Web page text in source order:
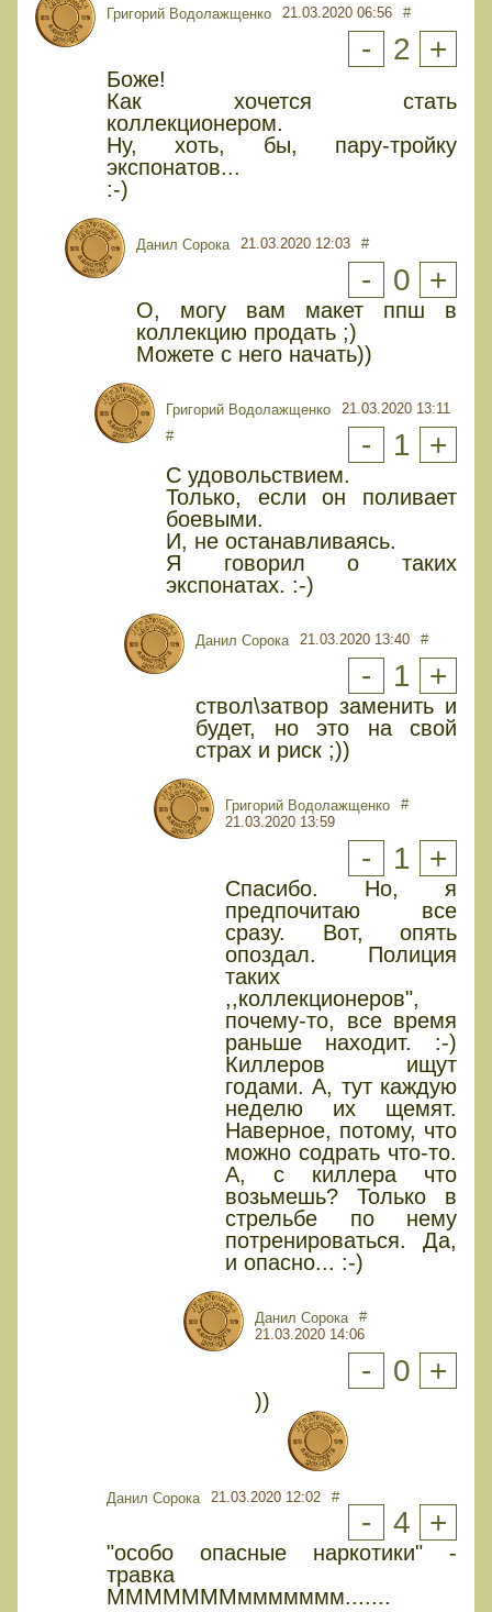
Григорий Водолажщенко 21.03.2020 06:56 #
- 2 +
Боже!
Как хочется стать
коллекционером.
Ну, хоть, бы, пару-тройку
экспонатов...
:-)
Данил Сорока 21.03.2020 12:03 #
- 0 +
О, могу вам макет ппш в
коллекцию продать ;)
Можете с него начать))
Григорий Водолажщенко
21.03.2020 13:11
#
- 1 +
С удовольствием.
Только, если он поливает
боевыми.
И, не останавливаясь.
Я говорил о таких
экспонатах. :-)
Данил Сорока 21.03.2020 13:40 #
- 1 +
ствол\затвор заменить и
будет, но это на свой
страх и риск ;))
Григорий Водолажщенко
21.03.2020 13:59
#
- 1 +
Спасибо. Но, я
предпочитаю все
сразу. Вот, опять
опоздал. Полиция
таких
,,коллекционеров",
почему-то, все время
раньше находит. :-)
Киллеров ищут
годами. А, тут каждую
неделю их щемят.
Наверное, потому, что
можно содрать что-то.
А, с киллера что
возьмешь? Только в
стрельбе по нему
потренироваться. Да,
и опасно... :-)
Данил Сорока
21.03.2020 14:06
#
- 0 +
))
Данил Сорока 21.03.2020 12:02 #
- 4 +
"особо опасные наркотики" -
травка
МММММММммммммм.......